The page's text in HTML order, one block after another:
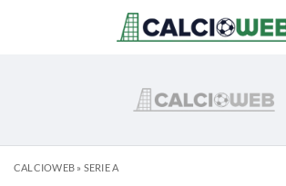
CALCIOWEB» SERIE A